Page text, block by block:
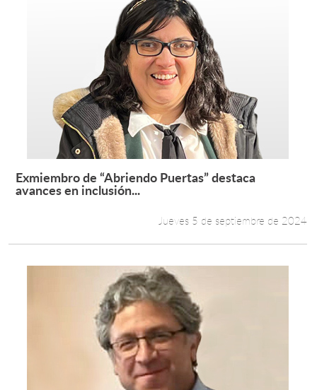
Leer más +
Exmiembro de “Abriendo Puertas” destaca
avances en inclusión...
Jueves 5 de septiembre de 2024